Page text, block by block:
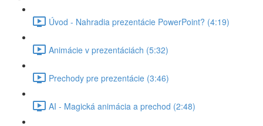
Úvod - Nahradia prezentácie PowerPoint? (4:19)
Animácie v prezentáciách (5:32)
Prechody pre prezentácie (3:46)
AI - Magická animácia a prechod (2:48)